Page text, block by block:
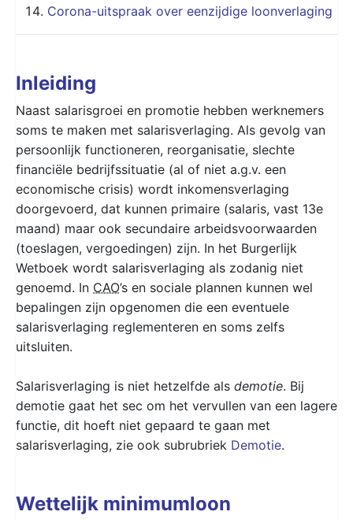
Corona-uitspraak over eenzijdige loonverlaging
Inleiding
Naast salarisgroei en promotie hebben werknemers
soms te maken met salarisverlaging. Als gevolg van
persoonlijk functioneren, reorganisatie, slechte
financiële bedrijfssituatie (al of niet a.g.v. een
economische crisis) wordt inkomensverlaging
doorgevoerd, dat kunnen primaire (salaris, vast 13e
maand) maar ook secundaire arbeidsvoorwaarden
(toeslagen, vergoedingen) zijn. In het Burgerlijk
Wetboek wordt salarisverlaging als zodanig niet
genoemd. In CAO’s en sociale plannen kunnen wel
bepalingen zijn opgenomen die een eventuele
salarisverlaging reglementeren en soms zelfs
uitsluiten.
Salarisverlaging is niet hetzelfde als demotie. Bij
demotie gaat het sec om het vervullen van een lagere
functie, dit hoeft niet gepaard te gaan met
salarisverlaging, zie ook subrubriek Demotie.
Wettelijk minimumloon